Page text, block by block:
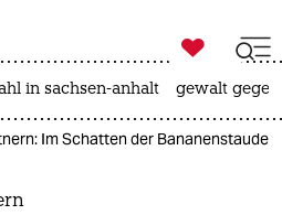
zahl ich
ich

taz zahl ich
in sachsen-anhalt gewalt
Im Schatten der Bananenstaude